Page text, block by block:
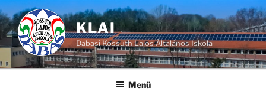
Tartalomhoz
KLAI
Dabasi Kossuth Lajos Általános Iskola
Menü